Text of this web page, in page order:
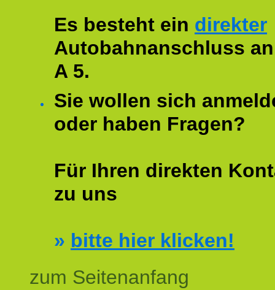
Es besteht ein direkter
Autobahnanschluss
A 5.
Sie wollen sich
oder haben Fragen?
Für Ihren direkten
zu uns
» bitte hier klicken!
zum Seitenanfang